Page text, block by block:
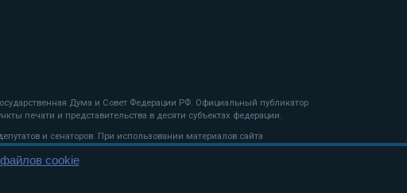
Дума и Совет Федерации РФ. Официальный публикатор
печати и представительства в десяти субъектах федерации.
и сенаторов. При использовании материалов сайта
cookie